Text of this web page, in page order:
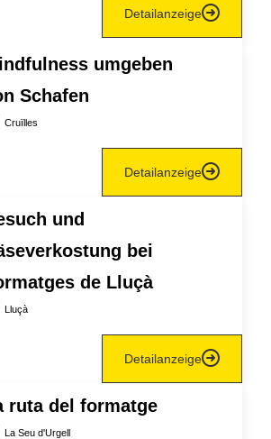
Detailanzeige
umgeben
Schafen
Cruïlles
Detailanzeige
und
bei
de Lluçà
Lluçà
Detailanzeige
ruta del formatge
La Seu d'Urgell